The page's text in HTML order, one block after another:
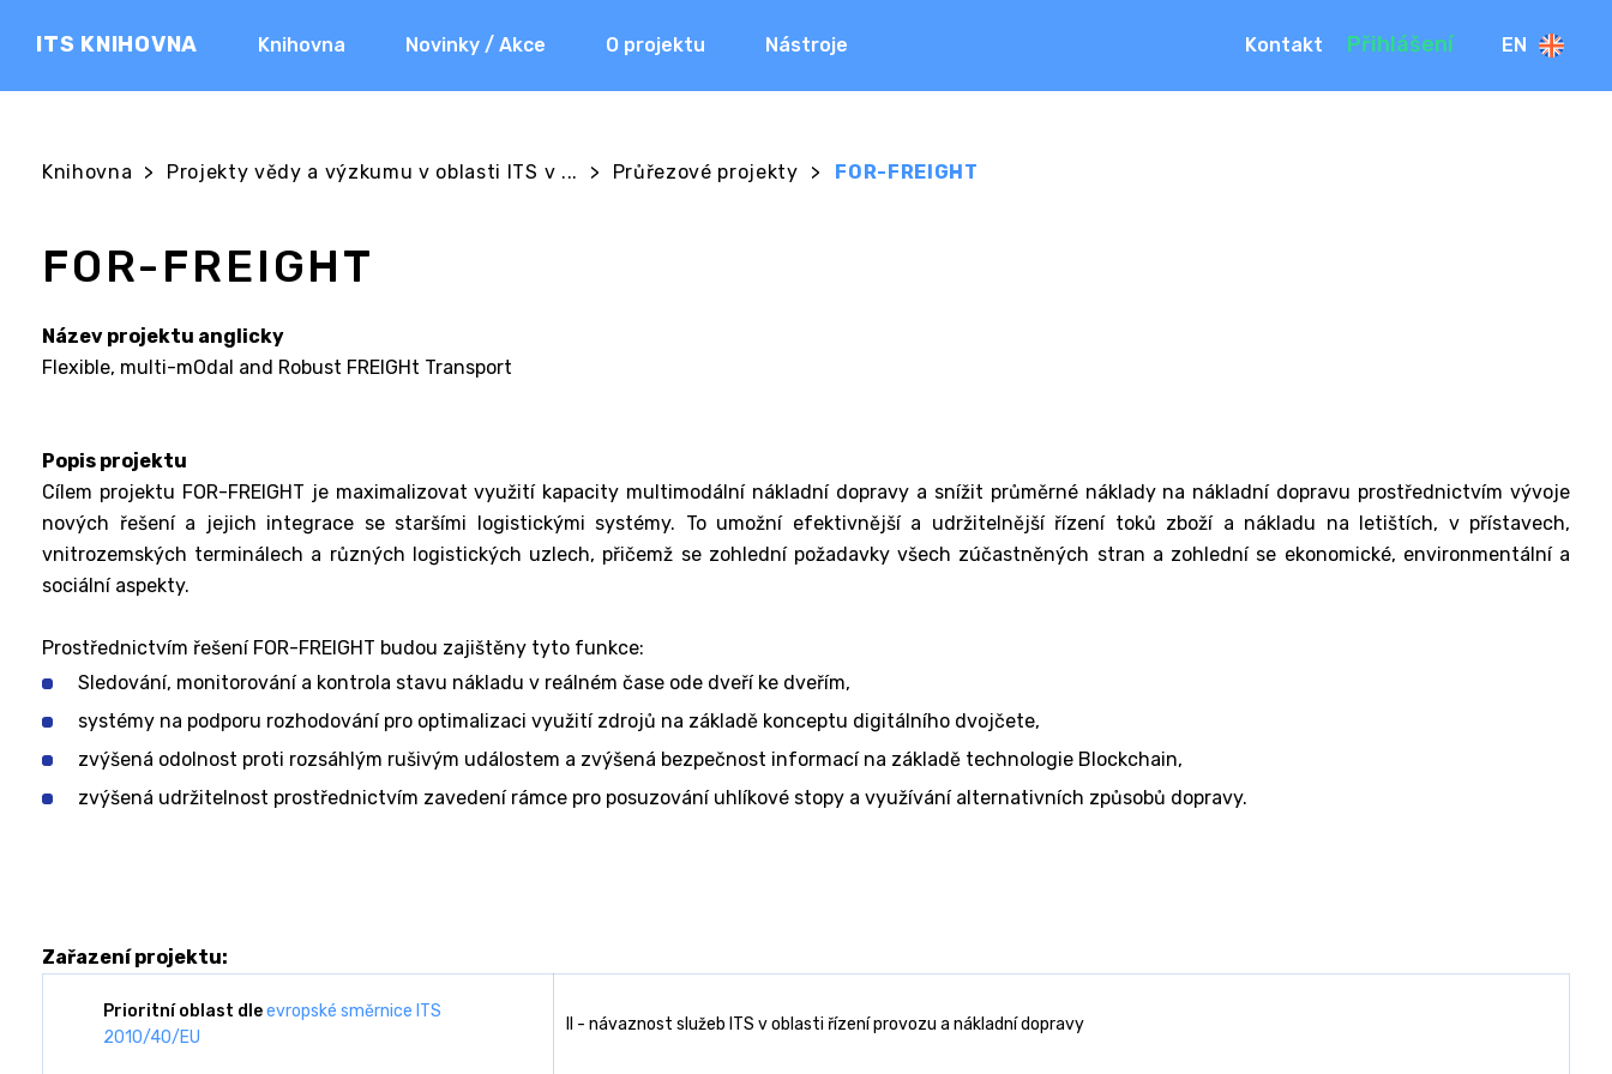
ITS KNIHOVNA Knihovna Novinky / Akce O projektu Nástroje Kontakt Přihlášení EN
Knihovna > Projekty vědy a výzkumu v oblasti ITS v ... > Průřezové projekty > FOR-FREIGHT
FOR-FREIGHT
Název projektu anglicky
Flexible, multi-mOdal and Robust FREIGHt Transport
Popis projektu
Cílem projektu FOR-FREIGHT je maximalizovat využití kapacity multimodální nákladní dopravy a snížit průměrné náklady na nákladní dopravu prostřednictvím vývoje
nových řešení a jejich integrace se staršími logistickými systémy. To umožní efektivnější a udržitelnější řízení toků zboží a nákladu na letištích, v přístavech,
vnitrozemských terminálech a různých logistických uzlech, přičemž se zohlední požadavky všech zúčastněných stran a zohlední se ekonomické, environmentální a
sociální aspekty.
Prostřednictvím řešení FOR-FREIGHT budou zajištěny tyto funkce:
Sledování, monitorování a kontrola stavu nákladu v reálném čase ode dveří ke dveřím,
systémy na podporu rozhodování pro optimalizaci využití zdrojů na základě konceptu digitálního dvojčete,
zvýšená odolnost proti rozsáhlým rušivým událostem a zvýšená bezpečnost informací na základě technologie Blockchain,
zvýšená udržitelnost prostřednictvím zavedení rámce pro posuzování uhlíkové stopy a využívání alternativních způsobů dopravy.
Zařazení projektu:
Prioritní oblast dleevropské směrnice ITS
2010/40/EU
II - návaznost služeb ITS v oblasti řízení provozu a nákladní dopravy